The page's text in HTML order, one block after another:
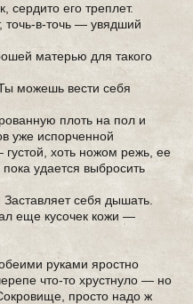
сердито его треплет.
точь-в-точь — увядший
матерью для такого
можешь вести себя
плоть на пол и
уже испорченной
хоть ножом режь, ее
удается выбросить
себя дышать.
еще кусочек кожи —
руками яростно
что-то хрустнуло — но
просто надо ж